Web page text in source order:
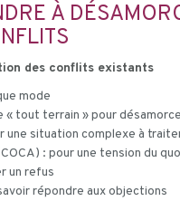
À
des conflits existants
mode
« tout terrain » pour
une situation complexe à
: pour une tension du
un refus
répondre aux objections